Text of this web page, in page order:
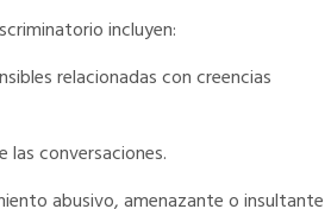
incluyen:
relacionadas con creencias
las conversaciones.
abusivo, amenazante o insultante